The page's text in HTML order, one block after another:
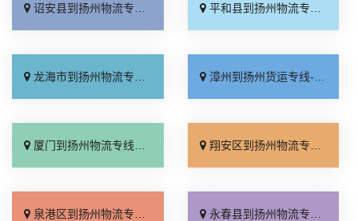
诏安县到扬州物流专线_需要几天「一站式托运」 平和县到扬州物流专线_省事省心「全程无虑」
龙海市到扬州物流专线_零担配货「快速直达」 漳州到扬州货运专线-漳州到扬州物流公司_天天发车「专业调车」
厦门到扬州物流专线_每日发车「全境配送」 翔安区到扬州物流专线_资质齐全「要几天到」
泉港区到扬州物流专线_实时反馈「市县派送」 永春县到扬州物流专线_诚信为先「多年经验」